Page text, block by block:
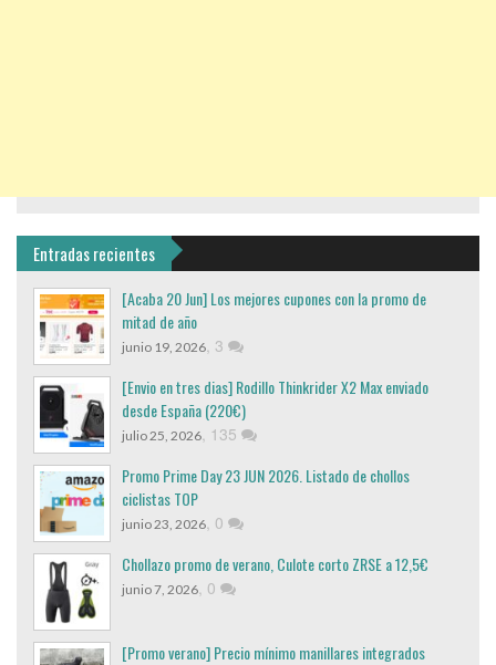
Entradas recientes
[Acaba 20 Jun] Los mejores cupones con la promo de
mitad de año
junio 19, 2026, 3
[Envio en tres dias] Rodillo Thinkrider X2 Max enviado
desde España (220€)
julio 25, 2026, 135
Promo Prime Day 23 JUN 2026. Listado de chollos
ciclistas TOP
junio 23, 2026, 0
Chollazo promo de verano, Culote corto ZRSE a 12,5€
junio 7, 2026, 0
[Promo verano] Precio mínimo manillares integrados